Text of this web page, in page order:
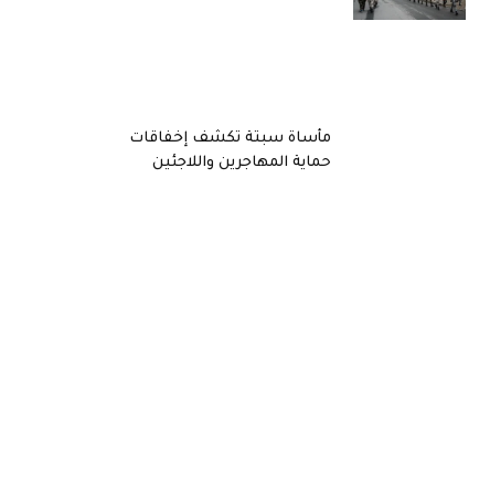
مأساة سبتة تكشف إخفاقات
حماية المهاجرين واللاجئين